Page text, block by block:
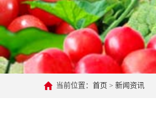
当前位置： 首页 > 新闻资讯